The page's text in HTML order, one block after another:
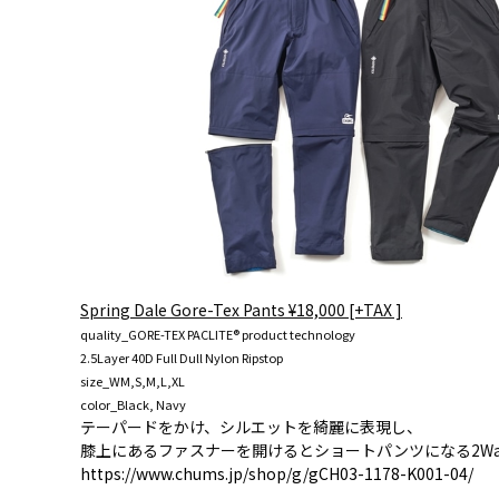
Spring Dale Gore-Tex Pants ¥18,000 [+TAX ]
quality_GORE-TEX PACLITE® product technology
2.5Layer 40D Full Dull Nylon Ripstop
size_WM,S,M,L,XL
color_Black, Navy
テーパードをかけ、シルエットを綺麗に表現し、
膝上にあるファスナーを開けるとショートパンツになる
https://www.chums.jp/shop/g/gCH03-1178-K001-04/